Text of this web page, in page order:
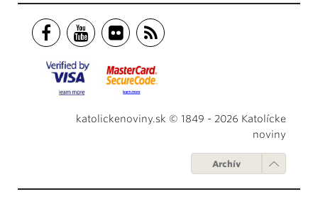
katolickenoviny.sk © 1849 - 2026 Katolícke
noviny
Archív